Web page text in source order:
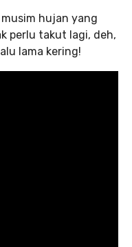
hujan yang
perlu takut lagi, deh,
lama kering!